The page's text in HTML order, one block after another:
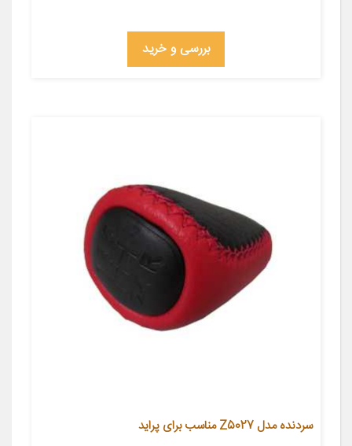
بررسی و خرید
سردنده مدل Z5027 مناسب برای پراید